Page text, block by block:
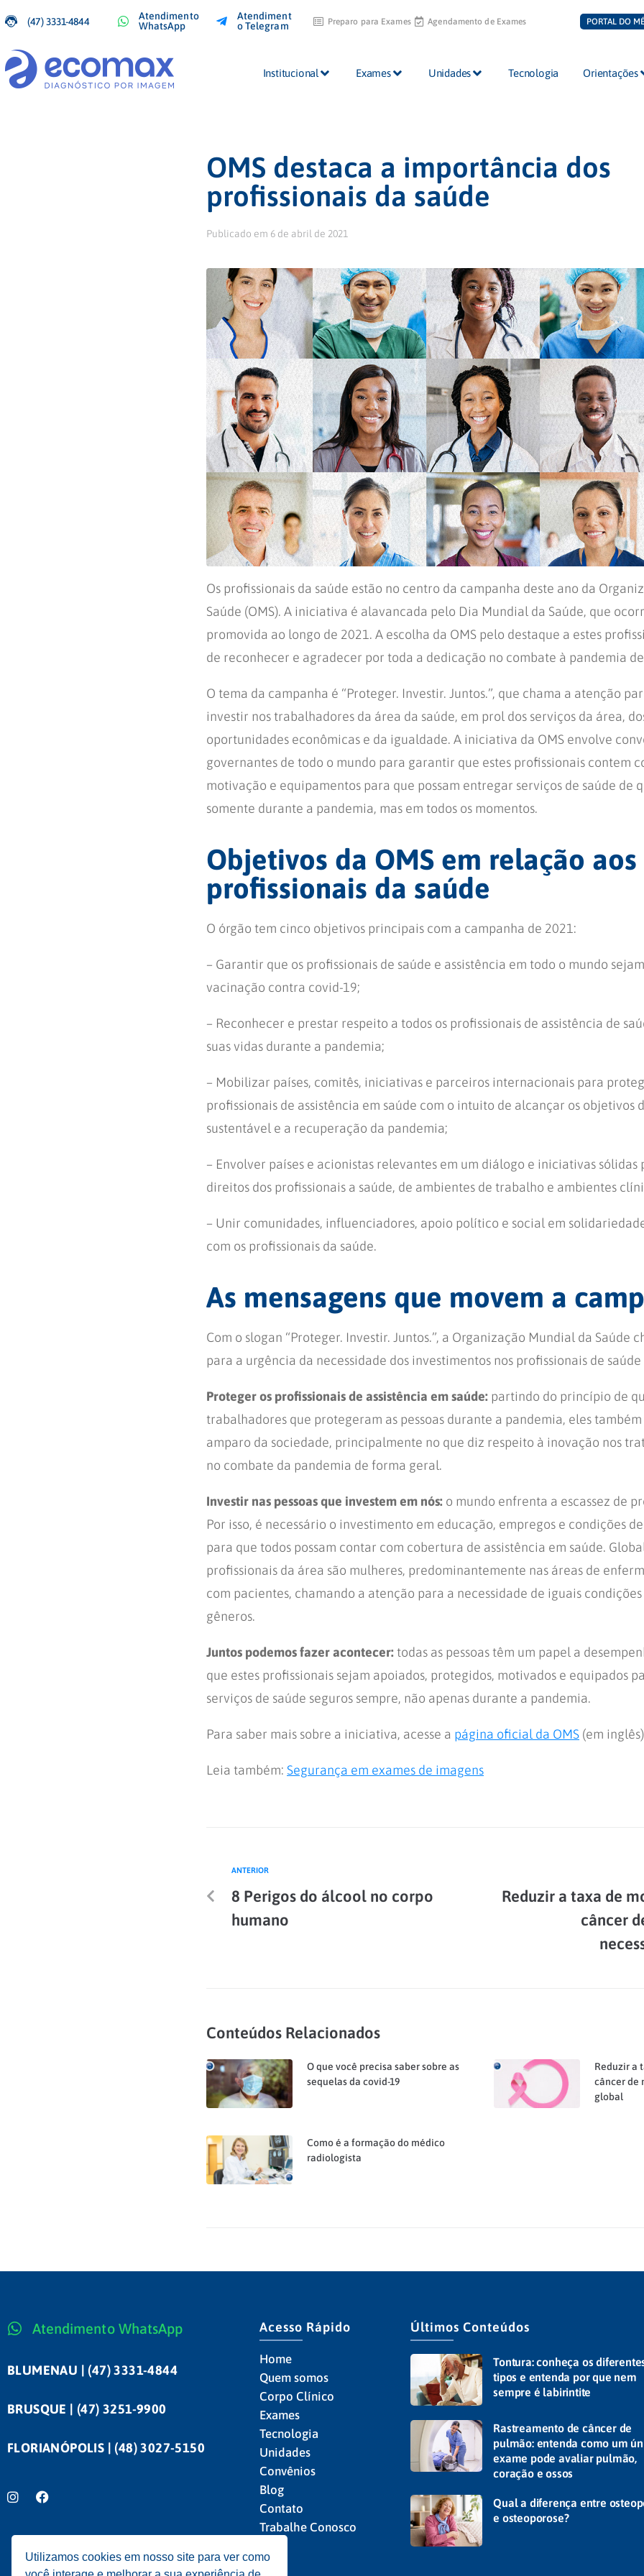
(47) 3331-4844
Atendimento
WhatsApp
Atendiment
o Telegram
Preparo para Exames Agendamento de Exames PORTAL DO
Institucional Exames Unidades Tecnologia Orientações
OMS destaca a importância dos
profissionais da saúde
Publicado em 6 de abril de 2021
Os profissionais da saúde estão no centro da campanha deste ano da
Saúde (OMS). A iniciativa é alavancada pelo Dia Mundial da Saúde, que
promovida ao longo de 2021. A escolha da OMS pelo destaque a estes
de reconhecer e agradecer por toda a dedicação no combate à pandemia
O tema da campanha é “Proteger. Investir. Juntos.”, que chama a atenção
investir nos trabalhadores da área da saúde, em prol dos serviços da área,
oportunidades econômicas e da igualdade. A iniciativa da OMS envolve
governantes de todo o mundo para garantir que estes profissionais contem
motivação e equipamentos para que possam entregar serviços de saúde de
somente durante a pandemia, mas em todos os momentos.
Objetivos da OMS em relação aos
profissionais da saúde
O órgão tem cinco objetivos principais com a campanha de 2021:
– Garantir que os profissionais de saúde e assistência em todo o mundo
vacinação contra covid-19;
– Reconhecer e prestar respeito a todos os profissionais de assistência de
suas vidas durante a pandemia;
– Mobilizar países, comitês, iniciativas e parceiros internacionais para
profissionais de assistência em saúde com o intuito de alcançar os objetivos
sustentável e a recuperação da pandemia;
– Envolver países e acionistas relevantes em um diálogo e iniciativas sólidas
direitos dos profissionais a saúde, de ambientes de trabalho e ambientes
– Unir comunidades, influenciadores, apoio político e social em
com os profissionais da saúde.
As mensagens que movem a
Com o slogan “Proteger. Investir. Juntos.”, a Organização Mundial da Saúde
para a urgência da necessidade dos investimentos nos profissionais de
Proteger os profissionais de assistência em saúde: partindo do princípio de
trabalhadores que protegeram as pessoas durante a pandemia, eles
amparo da sociedade, principalmente no que diz respeito à inovação nos
no combate da pandemia de forma geral.
Investir nas pessoas que investem em nós: o mundo enfrenta a escassez de
Por isso, é necessário o investimento em educação, empregos e condições
para que todos possam contar com cobertura de assistência em saúde.
profissionais da área são mulheres, predominantemente nas áreas de
com pacientes, chamando a atenção para a necessidade de iguais
gêneros.
Juntos podemos fazer acontecer: todas as pessoas têm um papel a
que estes profissionais sejam apoiados, protegidos, motivados e equipados
serviços de saúde seguros sempre, não apenas durante a pandemia.
Para saber mais sobre a iniciativa, acesse a página oficial da OMS (em
Leia também: Segurança em exames de imagens
ANTERIOR
8 Perigos do álcool no corpo
humano
Reduzir a taxa de
câncer
Conteúdos Relacionados
O que você precisa saber sobre as
sequelas da covid-19
Reduzir a
câncer de
global
Como é a formação do médico
radiologista
Atendimento WhatsApp
BLUMENAU | (47) 3331-4844
BRUSQUE | (47) 3251-9900
FLORIANÓPOLIS | (48) 3027-5150
Acesso Rápido
Home
Quem somos
Corpo Clínico
Exames
Tecnologia
Unidades
Convênios
Blog
Contato
Trabalhe Conosco
Últimos Conteúdos
Tontura: conheça os
tipos e entenda por que nem
sempre é labirintite
Rastreamento de câncer de
pulmão: entenda como um
exame pode avaliar pulmão,
coração e ossos
Qual a diferença entre
e osteoporose?
Utilizamos cookies em nosso site para ver como